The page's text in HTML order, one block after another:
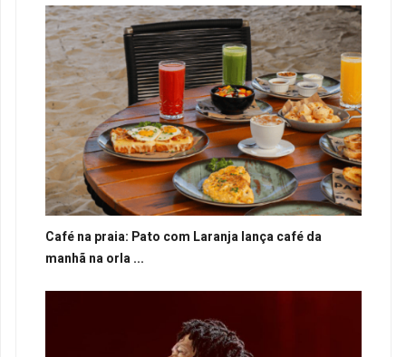
Café na praia: Pato com Laranja lança café da
manhã na orla ...